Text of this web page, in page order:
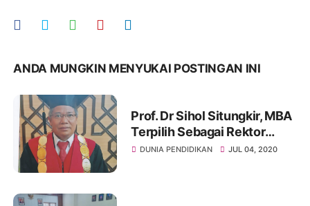
ANDA MUNGKIN MENYUKAI POSTINGAN INI
Prof. Dr Sihol Situngkir, MBA
Terpilih Sebagai Rektor
Unika St. Thomas Medan
DUNIA PENDIDIKAN JUL 04, 2020